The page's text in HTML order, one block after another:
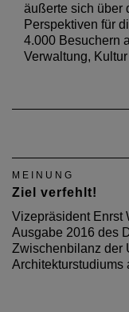
äußerte sich über
Perspektiven für
4.000 Besuchern
Verwaltung,
MEINUNG
Ziel verfehlt!
Vizepräsident Enrst
Ausgabe 2016 des
Zwischenbilanz der
Architekturstudiums